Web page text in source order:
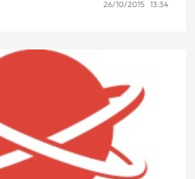
26/10/2015 13:34